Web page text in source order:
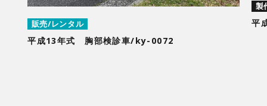
販売/レンタル
平成13年式 胸部検診車/ky-0072
製
平